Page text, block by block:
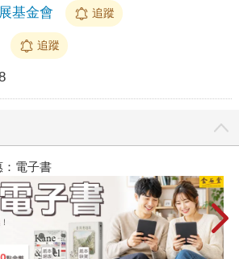
基金會 追蹤
追蹤
全書系展